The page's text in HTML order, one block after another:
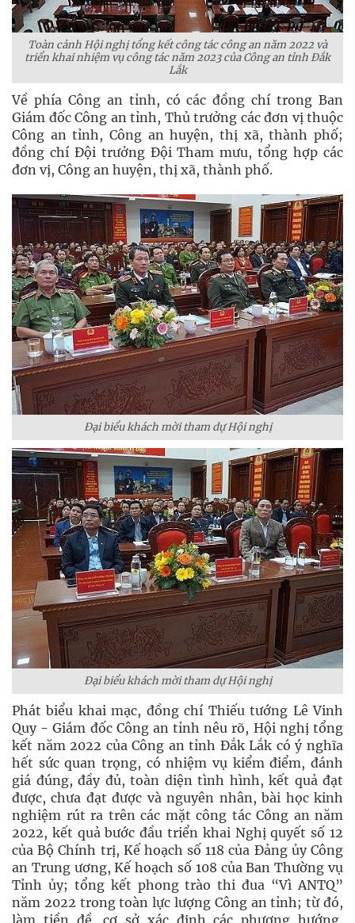
Toàn cảnh Hội nghị tổng kết công tác công an năm 2022 và
triển khai nhiệm vụ công tác năm 2023 của Công an tỉnh Đắk
Lắk
Về phía Công an tỉnh, có các đồng chí trong Ban
Giám đốc Công an tỉnh, Thủ trưởng các đơn vị thuộc
Công an tỉnh, Công an huyện, thị xã, thành phố;
đồng chí Đội trưởng Đội Tham mưu, tổng hợp các
đơn vị, Công an huyện, thị xã, thành phố.
Đại biểu khách mời tham dự Hội nghị
Đại biểu khách mời tham dự Hội nghị
Phát biểu khai mạc, đồng chí Thiếu tướng Lê Vinh
Quy - Giám đốc Công an tỉnh nêu rõ, Hội nghị tổng
kết năm 2022 của Công an tỉnh Đắk Lắk có ý nghĩa
hết sức quan trọng, có nhiệm vụ kiểm điểm, đánh
giá đúng, đầy đủ, toàn diện tình hình, kết quả đạt
được, chưa đạt được và nguyên nhân, bài học kinh
nghiệm rút ra trên các mặt công tác Công an năm
2022, kết quả bước đầu triển khai Nghị quyết số 12
của Bộ Chính trị, Kế hoạch số 118 của Đảng ủy Công
an Trung ương, Kế hoạch số 108 của Ban Thường vụ
Tỉnh ủy; tổng kết phong trào thi đua “Vì ANTQ”
năm 2022 trong toàn lực lượng Công an tỉnh; từ đó,
làm tiền đề, cơ sở xác định các phương hướng,